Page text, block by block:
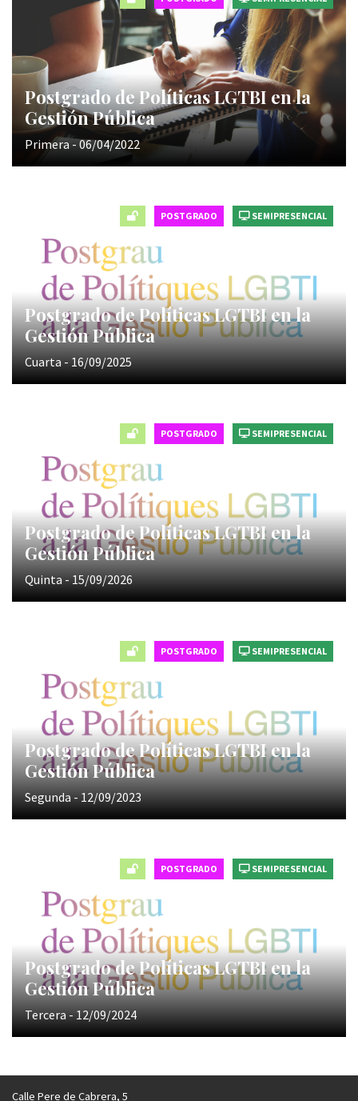
Postgrado de Políticas LGTBI en la
Gestión Pública
Primera - 06/04/2022
POSTGRADO SEMIPRESENCIAL
Postgrado de Políticas LGTBI en la
Gestión Pública
Cuarta - 16/09/2025
POSTGRADO SEMIPRESENCIAL
Postgrado de Políticas LGTBI en la
Gestión Pública
Quinta - 15/09/2026
POSTGRADO SEMIPRESENCIAL
Postgrado de Políticas LGTBI en la
Gestión Pública
Segunda - 12/09/2023
POSTGRADO SEMIPRESENCIAL
Postgrado de Políticas LGTBI en la
Gestión Pública
Tercera - 12/09/2024
Calle Pere de Cabrera, 5